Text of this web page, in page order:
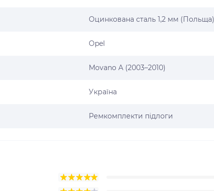
Оцинкована сталь 1,2 мм (Польща)
Opel
Movano A (2003–2010)
Україна
Ремкомплекти підлоги